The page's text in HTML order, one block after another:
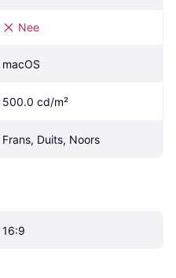
Nee
macOS
500.0 cd/m²
Frans, Duits, Noors
16:9